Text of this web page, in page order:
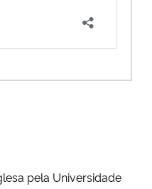
pela Universidade